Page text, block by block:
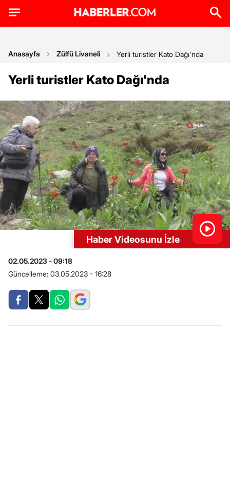
Anasayfa Zülfü Livaneli Yerli turistler Kato Dağı'nda
Yerli turistler Kato Dağı'nda
Haber Videosunu İzle
02.05.2023 - 09:18
Güncelleme: 03.05.2023 - 16:28